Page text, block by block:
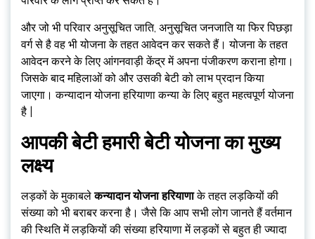
और जो भी परिवार अनुसूचित जाति, अनुसूचित जनजाति या फिर पिछड़ा
वर्ग से है वह भी योजना के तहत आवेदन कर सकते हैं। योजना के तहत
आवेदन करने के लिए आंगनवाड़ी केंद्र में अपना पंजीकरण कराना होगा।
जिसके बाद महिलाओं को और उसकी बेटी को लाभ प्रदान किया
जाएगा। कन्यादान योजना हरियाणा कन्या के लिए बहुत महत्वपूर्ण योजना
है |
आपकी बेटी हमारी बेटी योजना का मुख्य
लक्ष्य
लड़कों के मुकाबलेकन्यादान योजना हरियाणाके तहत लड़कियों की
संख्या को भी बराबर करना है। जैसे कि आप सभी लोग जानते हैं वर्तमान
की स्थिति में लड़कियों की संख्या हरियाणा में लड़कों से बहुत ही ज्यादा